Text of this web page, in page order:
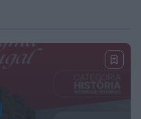
por suspeitas de
da Cerâmica do Alto